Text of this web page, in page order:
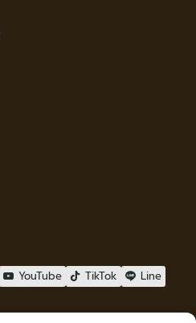
YouTube TikTok Line